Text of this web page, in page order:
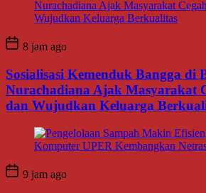
8 jam ago
Sosialisasi Kemenduk Bangga di
Nurachadiana Ajak Masyarakat
dan Wujudkan Keluarga
9 jam ago